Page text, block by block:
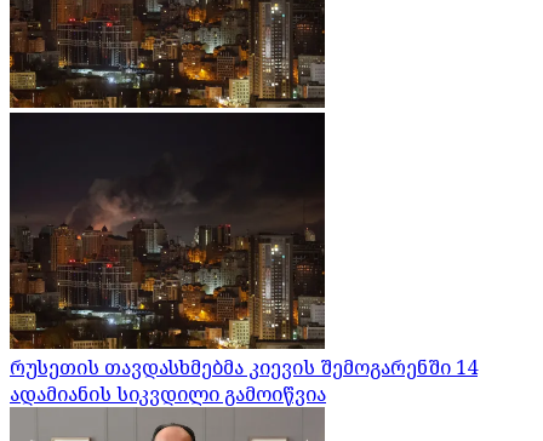
რუსეთის თავდასხმებმა კიევის შემოგარენში 14
ადამიანის სიკვდილი გამოიწვია